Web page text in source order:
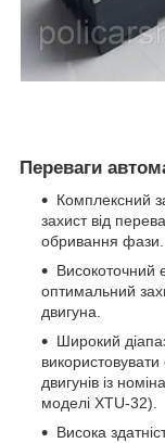
Переваги
Комплексний
захист від
обривання фази.
Високоточний
оптимальний
двигуна.
Широкий
двигунів із
моделі XTU-32).
Висока